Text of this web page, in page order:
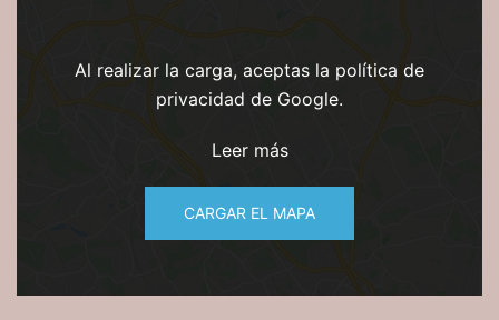
Al realizar la carga, aceptas la política de
privacidad de Google.
Leer más
CARGAR EL MAPA